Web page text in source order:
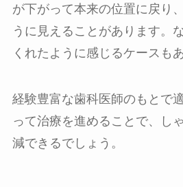
が下がって本来の位置に戻り
うに見えることがあります。
くれたように感じるケースも
経験豊富な歯科医師のもとで
って治療を進めることで、し
減できるでしょう。